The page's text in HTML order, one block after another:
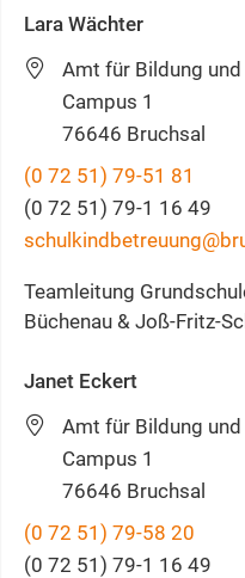
Lara Wächter
Amt für Bildung
Campus 1
76646 Bruchsal
(0 72 51) 79-51 81
(0 72 51) 79-1 16 49
Teamleitung
Büchenau & Joß-Fritz-
Janet Eckert
Amt für Bildung
Campus 1
76646 Bruchsal
(0 72 51) 79-58 20
(0 72 51) 79-1 16 49